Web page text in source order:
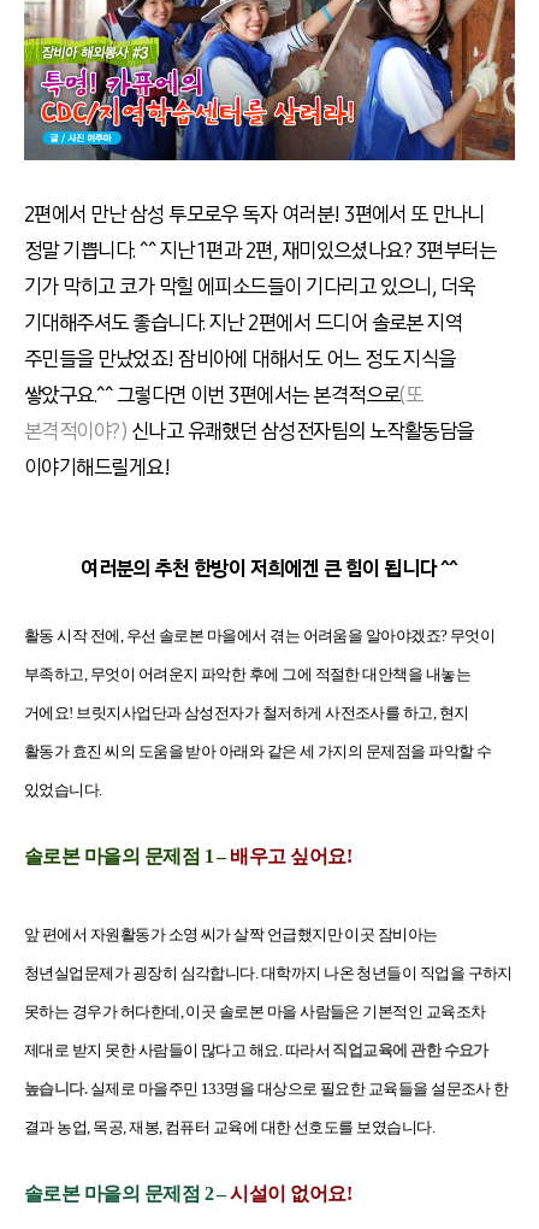
2편에서 만난 삼성 투모로우 독자 여러분! 3편에서 또 만나니
정말 기쁩니다. ^^ 지난 1편과 2편, 재미있으셨나요? 3편부터는
기가 막히고 코가 막힐 에피소드들이 기다리고 있으니, 더욱
기대해주셔도 좋습니다. 지난 2편에서 드디어 솔로본 지역
주민들을 만났었죠! 잠비아에 대해서도 어느 정도 지식을
쌓았구요.^^ 그렇다면 이번 3편에서는 본격적으로(또
본격적이야?) 신나고 유쾌했던 삼성전자팀의 노작활동담을
이야기해드릴게요!
여 러분의 추천 한방이 저희에겐 큰 힘이 됩니다 ^^
활동 시작 전에, 우선 솔로본 마을에서 겪는 어려움을 알아야겠죠? 무엇이
부족하고, 무엇이 어려운지 파악한 후에 그에 적절한 대안책을 내놓는
거에요! 브릿지사업단과 삼성전자가 철저하게 사전조사를 하고, 현지
활동가 효진 씨의 도움을 받아 아래와 같은 세 가지의 문제점을 파악할 수
있었습니다.
솔로본 마을의 문제점 1 –배우고 싶어요!
앞 편에서 자원활동가 소영 씨가 살짝 언급했지만 이곳 잠비아는
청년실업문제가 굉장히 심각합니다. 대학까지 나온 청년들이 직업을 구하지
못하는 경우가 허다한데, 이곳 솔로본 마을 사람들은 기본적인 교육조차
제대로 받지 못한 사람들이 많다고 해요. 따라서 직업교육에 관한 수요가
높습니다.실제로 마을주민 133명을 대상으로 필요한 교육들을 설문조사 한
결과 농업, 목공, 재봉, 컴퓨터 교육에 대한 선호도를 보였습니다.
솔로본 마을의 문제점 2 –시설이 없어요!